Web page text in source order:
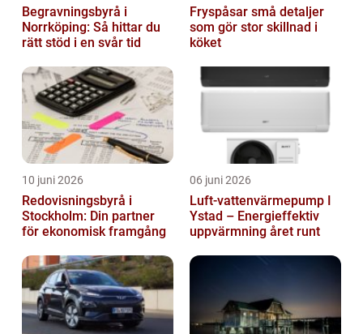
Begravningsbyrå i
Norrköping: Så hittar du
rätt stöd i en svår tid
Fryspåsar små detaljer
som gör stor skillnad i
köket
10 juni 2026
Redovisningsbyrå i
Stockholm: Din partner
för ekonomisk framgång
06 juni 2026
Luft-vattenvärmepump I
Ystad – Energieffektiv
uppvärmning året runt